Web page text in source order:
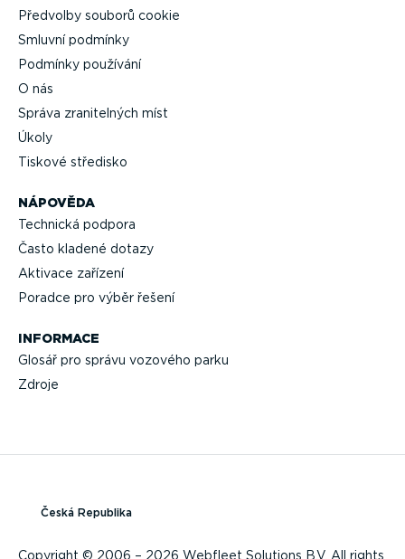
NÁPOVĚDA
Technická podpora
Často kladené dotazy
Aktivace zařízení
Poradce pro výběr řešení
INFORMACE
Glosář pro správu vozového parku
Zdroje
Předvolby souborů cookie
Smluvní podmínky
Podmínky používání
O nás
Správa zrani­telných míst
Úkoly
Tiskové středisko
Copyright © 2006 – 2026 Webfleet Solutions B.V. All rights
Česká Republika